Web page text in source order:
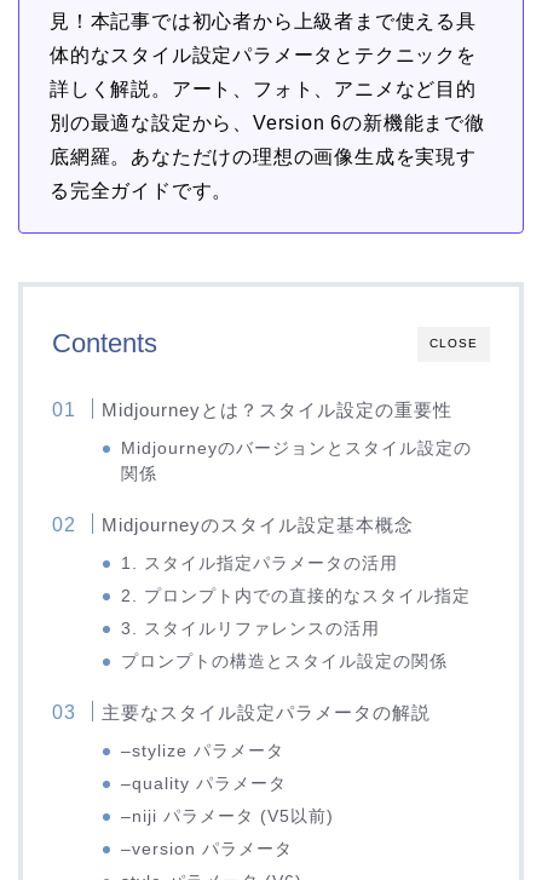
見！本記事では初心者から上級者まで使える具
体的なスタイル設定パラメータとテクニックを
詳しく解説。アート、フォト、アニメなど目的
別の最適な設定から、Version 6の新機能まで徹
底網羅。あなただけの理想の画像生成を実現す
る完全ガイドです。
CLOSE
Contents
Midjourneyとは？スタイル設定の重要性
Midjourneyのバージョンとスタイル設定の
関係
Midjourneyのスタイル設定基本概念
1. スタイル指定パラメータの活用
2. プロンプト内での直接的なスタイル指定
3. スタイルリファレンスの活用
プロンプトの構造とスタイル設定の関係
主要なスタイル設定パラメータの解説
–stylize パラメータ
–quality パラメータ
–niji パラメータ (V5以前)
–version パラメータ